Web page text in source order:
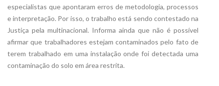
especialistas que apontaram erros de metodologia, processos
e interpretação. Por isso, o trabalho está sendo contestado na
Justiça pela multinacional. Informa ainda que não é possível
afirmar que trabalhadores estejam contaminados pelo fato de
terem trabalhado em uma instalação onde foi detectada uma
contaminação do solo em área restrita.